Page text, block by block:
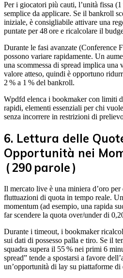
Per i giocatori più cauti, l’unità fissa
semplice da applicare. Se il bankroll
iniziale, è consigliabile attivare una
puntate per 48 ore e ricalcolare il
Durante le fasi avanzate (Conference
possono variare rapidamente. Un
una scommessa di spread implica una
valore atteso, quindi è opportuno
2 % a 1 % del bankroll.
Wpdfd elenca i bookmaker con limiti
rapidi, elementi essenziali per chi
senza incorrere in restrizioni di
6. Lettura delle
Opportunità nei
( 290 parole )
Il mercato live è una miniera d’oro per
fluttuazioni di quota in tempo reale.
momentum (ad esempio, una rapida
far scendere la quota over/under di
Durante i timeout, i bookmaker
sui dati di possesso palla e tiro. Se il
squadra supera il 55 % nei primi 6
spread” tende a spostarsi a favore
un’opportunità di lay su piattaforme di